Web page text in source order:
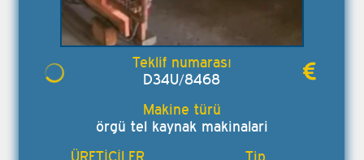
D34U/8468
örgü tel kaynak makinalari